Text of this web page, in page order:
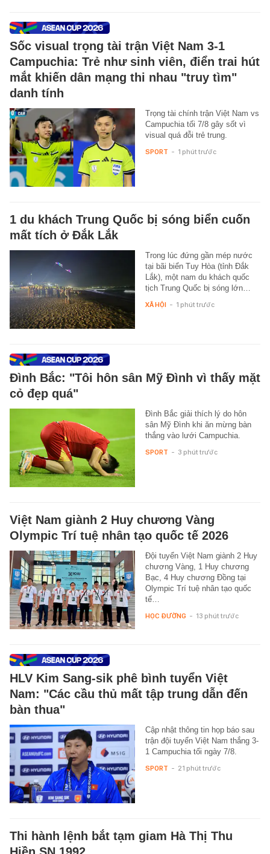
Sốc visual trọng tài trận Việt Nam 3-1
Campuchia: Trẻ như sinh viên, điển trai hút
mắt khiến dân mạng thi nhau "truy tìm"
danh tính
Trọng tài chính trận Việt Nam vs
Campuchia tối 7/8 gây sốt vì
visual quá đỗi trẻ trung.
SPORT - 1 phút trước
1 du khách Trung Quốc bị sóng biển cuốn
mất tích ở Đắk Lắk
Trong lúc đứng gần mép nước
tại bãi biển Tuy Hòa (tỉnh Đắk
Lắk), một nam du khách quốc
tịch Trung Quốc bị sóng lớn…
XÃ HỘI - 1 phút trước
Đình Bắc: "Tôi hôn sân Mỹ Đình vì thấy mặt
cỏ đẹp quá"
Đình Bắc giải thích lý do hôn
sân Mỹ Đình khi ăn mừng bàn
thắng vào lưới Campuchia.
SPORT - 3 phút trước
Việt Nam giành 2 Huy chương Vàng
Olympic Trí tuệ nhân tạo quốc tế 2026
Đội tuyển Việt Nam giành 2 Huy
chương Vàng, 1 Huy chương
Bạc, 4 Huy chương Đồng tại
Olympic Trí tuệ nhân tạo quốc
tế…
HỌC ĐƯỜNG - 13 phút trước
HLV Kim Sang-sik phê bình tuyển Việt
Nam: "Các cầu thủ mất tập trung dẫn đến
bàn thua"
Cập nhật thông tin họp báo sau
trận đội tuyển Việt Nam thắng 3-
1 Campuchia tối ngày 7/8.
SPORT - 21 phút trước
Thi hành lệnh bắt tạm giam Hà Thị Thu